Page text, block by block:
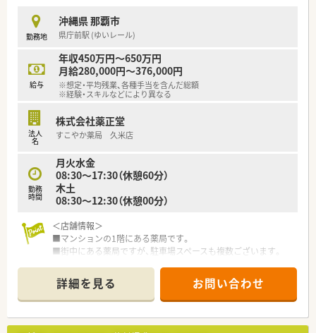
専門認定の資格を取りたい方や幅広いスキルを身につけたい意
識の高い方は大歓迎です。
勤務地
沖縄県 那覇市
県庁前駅 (ゆいレール)
給与
年収450万円～650万円
月給280,000円～376,000円
※想定・平均残業、各種手当を含んだ総額
※経験・スキルなどにより異なる
法人
名
株式会社薬正堂
すこやか薬局 久米店
勤務
時間
月火水金
08:30～17:30（休憩60分）
木土
08:30～12:30（休憩00分）
＜店舗情報＞
■マンションの1階にある薬局です。
■街中にある薬局ですが、駐車場スペースも複数ございます。
るい雰囲気の薬局です。
■周辺にはコンビニや飲食店・公園もあり休憩時には便利な立地
です。
■1日80～100枚の処方箋を応需！近隣の内科・呼吸器科クリニッ
クからメインで応需しており応需先との関係も良好のため疑似
詳細を見る お問い合わせ